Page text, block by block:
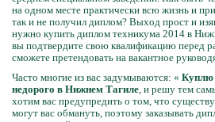
на одном месте практически всю жизнь и
так и не получил диплом? Выход прост и
нужно купить диплом техникума 2014 в
вы подтвердите свою квалификацию перед
сможете претендовать на вакантное
Часто многие из вас задумываются: « Куплю
недорого в Нижнем Тагиле, и решу тем
хотим вас предупредить о том, что
могут вас обмануть, поэтому заказывать